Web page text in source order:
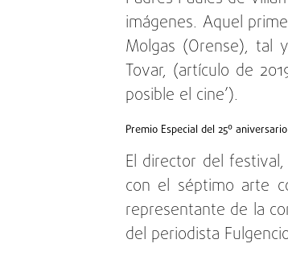
imágenes. Aquel
Molgas (Orense), tal
Tovar, (artículo de
posible el cine’).
Premio Especial del 25º aniversario
El director del
con el séptimo arte
representante de la
del periodista